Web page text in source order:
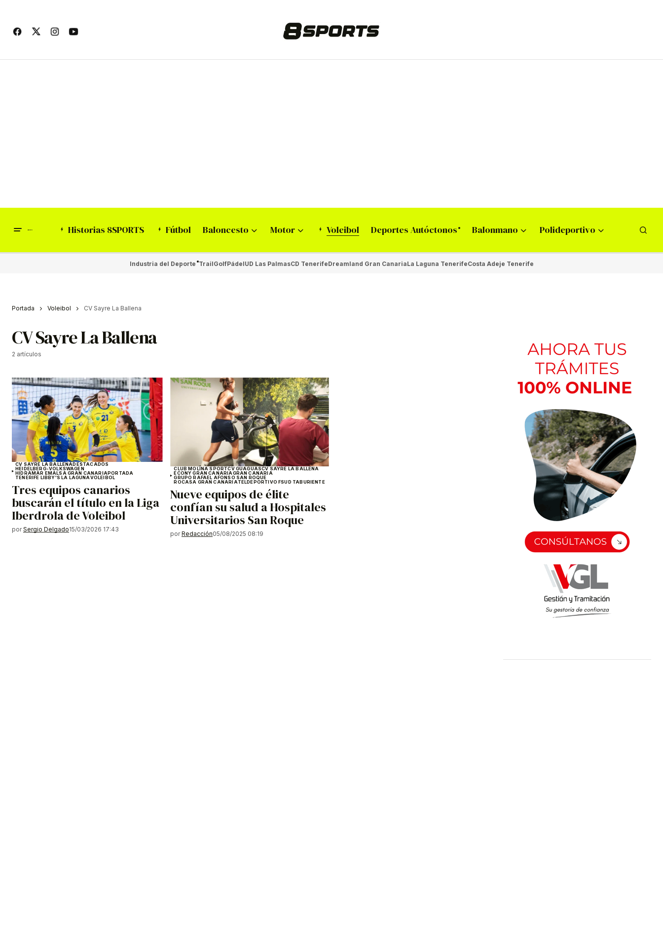
Historias 8SPORTS Fútbol Baloncesto Motor Voleibol Deportes Autóctonos Balonmano Polideportivo
Industria del Deporte TrailGolfPádelUD Las PalmasCD TenerifeDreamland Gran CanariaLa Laguna TenerifeCosta Adeje Tenerife
Portada Voleibol CV Sayre La Ballena
CV Sayre La Ballena
2 artículos
CV SAYRE LA BALLENADESTACADOS
HEIDELBERG-VOLKSWAGEN
HIDRAMAR EMALSA GRAN CANARIAPORTADA
TENERIFE LIBBY'S LA LAGUNAVOLEIBOL
Tres equipos canarios
buscarán el título en la Liga
Iberdrola de Voleibol
por Sergio Delgado15/03/2026 17:43
CLUB MOLINA SPORTCV GUAGUASCV SAYRE LA BALLENA
ECONY GRAN CANARIAGRAN CANARIA
GRUPO RAFAEL AFONSO SAN ROQUE
ROCASA GRAN CANARIATELDEPORTIVO FSUD TABURIENTE
Nueve equipos de élite
confían su salud a Hospitales
Universitarios San Roque
por Redacción05/08/2025 08:19